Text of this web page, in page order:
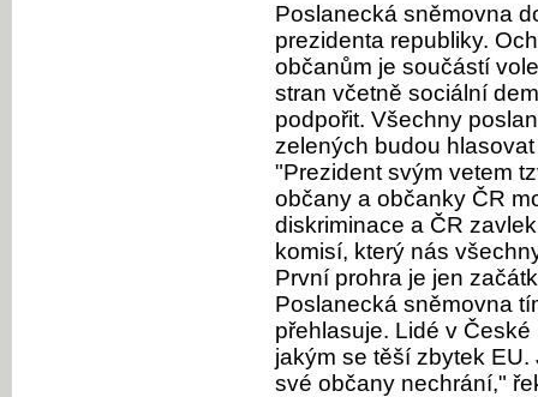
Poslanecká sněmovna
prezidenta republiky.
občanům je součástí
stran včetně sociální
podpořit. Všechny
zelených budou
"Prezident svým vetem
občany a občanky ČR
diskriminace a ČR
komisí, který nás
První prohra je jen
Poslanecká sněmovna
přehlasuje. Lidé v
jakým se těší zbytek
své občany nechrání,"